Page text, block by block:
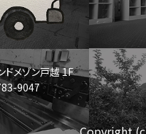
メゾン戸越 1F
9047